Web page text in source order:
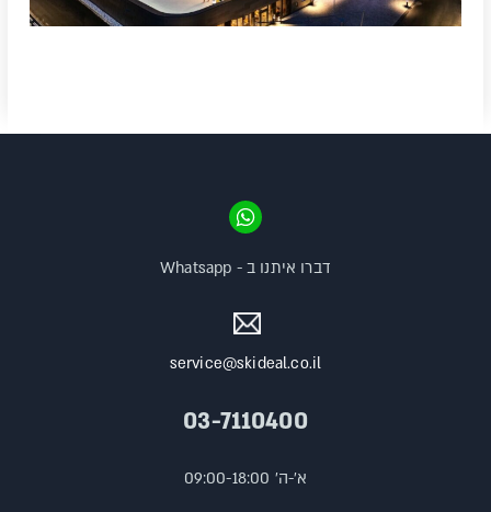
service@skideal.co.il
03-7110400
א'-ה' 09:00-18:00
דברו איתנו ב - Whatsapp